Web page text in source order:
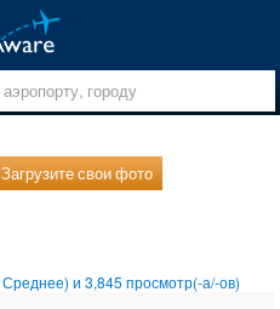
Загрузите свои фото
Среднее) и3,845 просмотр(-а/-ов)